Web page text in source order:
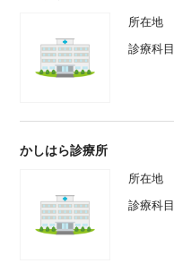
所在地
診療科目
かしはら診療所
所在地
診療科目